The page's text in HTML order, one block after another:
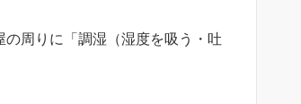
周りに「調湿（湿度を吸う・吐